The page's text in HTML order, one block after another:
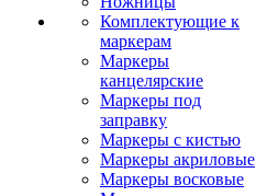
Комплектующие к
маркерам
Маркеры
канцелярские
Маркеры под
заправку
Маркеры с кистью
Маркеры акриловые
Маркеры восковые